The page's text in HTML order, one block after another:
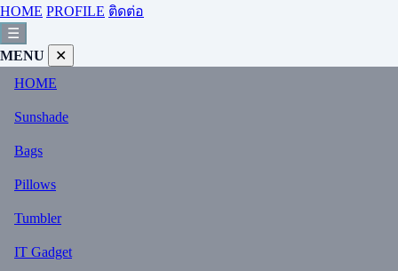
HOME PROFILE ติดต่อ
☰
MENU
✕
HOME
Sunshade
Bags
Pillows
Tumbler
IT Gadget